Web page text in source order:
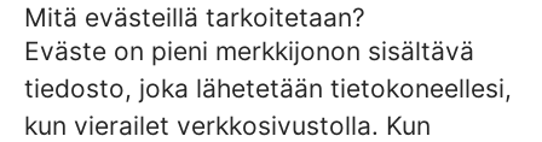
Mitä evästeillä tarkoitetaan?
Eväste on pieni merkkijonon sisältävä
tiedosto, joka lähetetään tietokoneellesi,
kun vierailet verkkosivustolla. Kun